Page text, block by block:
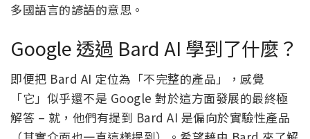
多國語言的諺語的意思。
Google 透過 Bard AI 學到了什麼？
即便把 Bard AI 定位為「不完整的產品」，感覺
「它」似乎還不是 Google 對於這方面發展的最終極
解答 – 就，他們有提到 Bard AI 是偏向於實驗性產品